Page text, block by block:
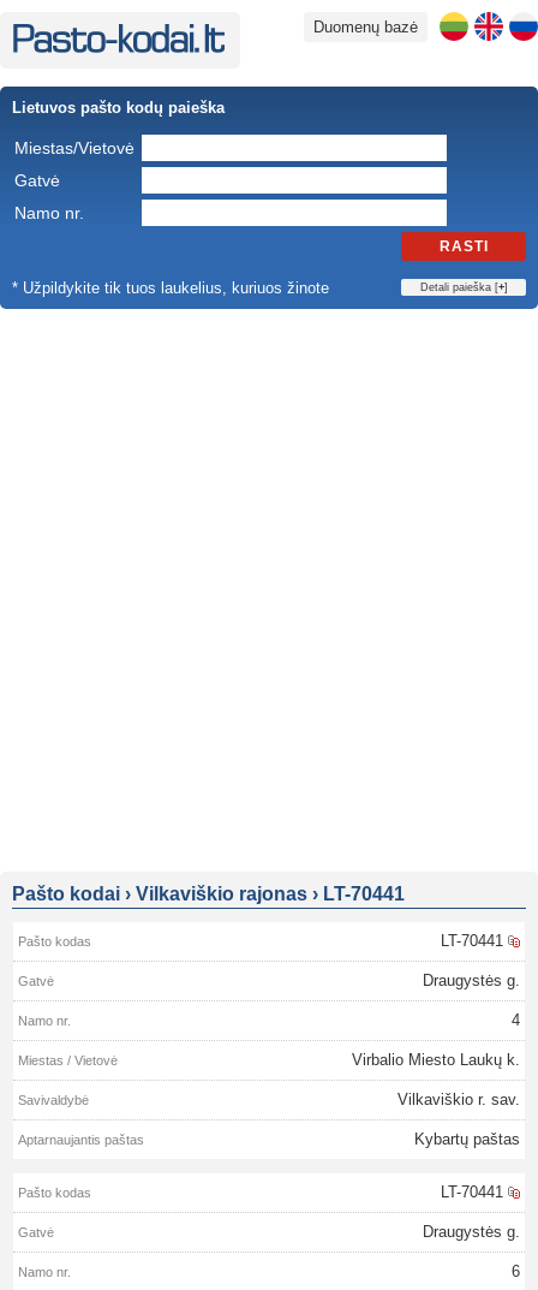
Duomenų bazė
Lietuvos pašto kodų paieška
Miestas/Vietovė
Gatvė
Namo nr.
RASTI
* Užpildykite tik tuos laukelius, kuriuos žinote Detali paieška [+]
Pašto kodai › Vilkaviškio rajonas › LT-70441
LT-70441
Draugystės g.
4
Virbalio Miesto Laukų k.
Vilkaviškio r. sav.
Kybartų paštas
LT-70441
Draugystės g.
6